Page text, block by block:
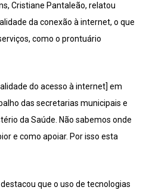
Cristiane Pantaleão, relatou
da conexão à internet, o que
como o prontuário
do acesso à internet] em
das secretarias municipais e
da Saúde. Não sabemos onde
e como apoiar. Por isso esta
que o uso de tecnologias